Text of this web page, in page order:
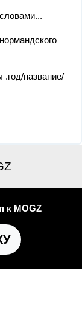
.год/название/
к MOGZ